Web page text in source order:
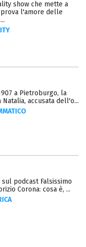
show che mette a
l'amore delle
a Pietroburgo, la
Natalia, accusata dell'o...
sul podcast Falsissimo
Corona: cosa è, ...